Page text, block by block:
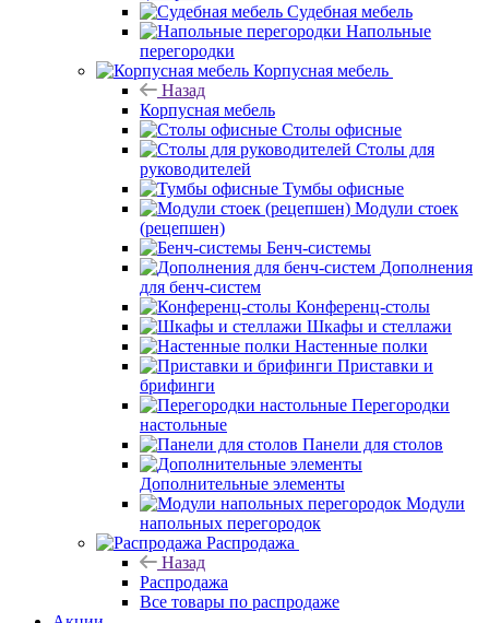
Судебная мебель
Напольные
перегородки
Корпусная мебель
Назад
Корпусная мебель
Столы офисные
Столы для
руководителей
Тумбы офисные
Модули стоек
(рецепшен)
Бенч-системы
Дополнения
для бенч-систем
Конференц-столы
Шкафы и стеллажи
Настенные полки
Приставки и
брифинги
Перегородки
настольные
Панели для столов
Дополнительные элементы
Модули
напольных перегородок
Распродажа
Назад
Распродажа
Все товары по распродаже